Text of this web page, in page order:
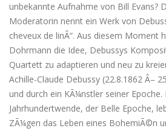
unbekannte Aufnahme von Bill Evans?
Moderatorin nennt ein Werk von
cheveux de linÂ“. Aus diesem Moment
Dohrmann die Idee, Debussys
Quartett zu adaptieren und neu zu
Achille-Claude Debussy (22.8.1862 Â–
und durch ein KÃ¼nstler seiner Epoche.
Jahrhundertwende, der Belle Epoche,
ZÃ¼gen das Leben eines BohemiÃ©n